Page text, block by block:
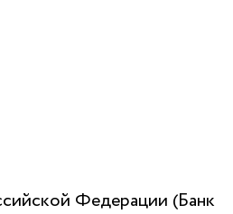
Федерации (Банк